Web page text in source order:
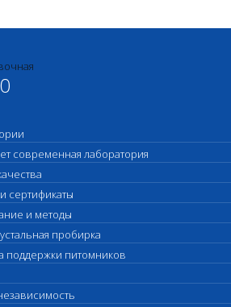
современная лаборатория
сертификаты
и методы
пробирка
поддержки питомников